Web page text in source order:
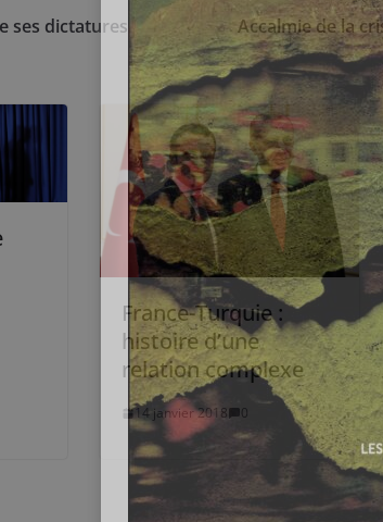
ses dictatures
Accalmie de la
France-Turquie :
histoire d’une
relation complexe
14 janvier 2018 0